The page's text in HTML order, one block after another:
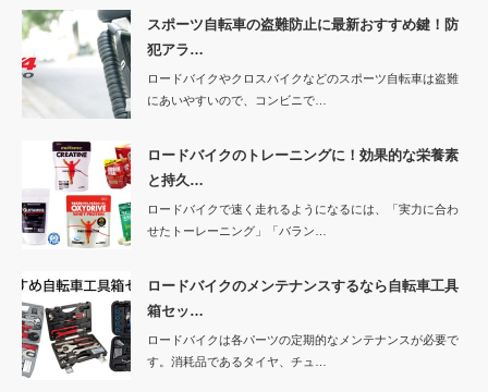
スポーツ自転車の盗難防止に最新おすすめ鍵！防
犯アラ…
ロードバイクやクロスバイクなどのスポーツ自転車は盗難
にあいやすいので、コンビニで…
ロードバイクのトレーニングに！効果的な栄養素
と持久…
ロードバイクで速く走れるようになるには、「実力に合わ
せたトーレーニング」「バラン…
ロードバイクのメンテナンスするなら自転車工具
箱セッ…
ロードバイクは各パーツの定期的なメンテナンスが必要で
す。消耗品であるタイヤ、チュ…